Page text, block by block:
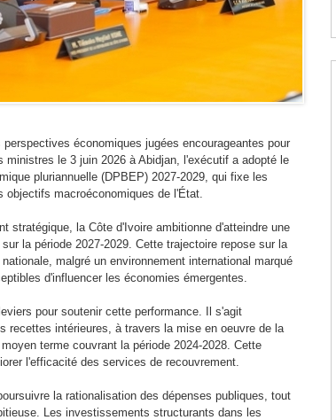
économiques jugées encourageantes pour
ministres le 3 juin 2026 à Abidjan, l'exécutif a adopté le
pluriannuelle (DPBEP) 2027-2029, qui fixe les
objectifs macroéconomiques de l'État.
stratégique, la Côte d'Ivoire ambitionne d'atteindre une
la période 2027-2029. Cette trajectoire repose sur la
malgré un environnement international marqué
d'influencer les économies émergentes.
pour soutenir cette performance. Il s'agit
recettes intérieures, à travers la mise en oeuvre de la
terme couvrant la période 2024-2028. Cette
l'efficacité des services de recouvrement.
la rationalisation des dépenses publiques, tout
Les investissements structurants dans les